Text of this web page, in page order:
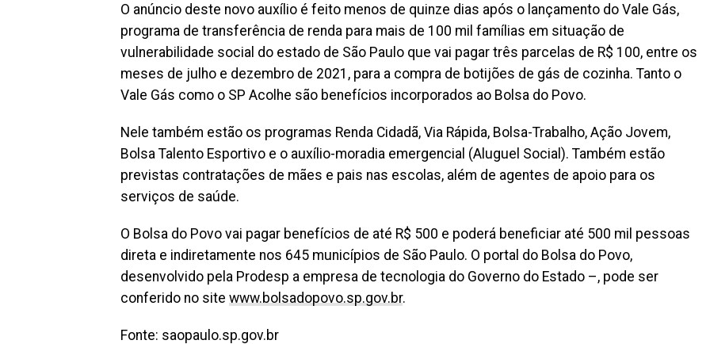
O anúncio deste novo auxílio é feito menos de quinze dias após o lançamento do Vale Gás,
programa de transferência de renda para mais de 100 mil famílias em situação de
vulnerabilidade social do estado de São Paulo que vai pagar três parcelas de R$ 100, entre os
meses de julho e dezembro de 2021, para a compra de botijões de gás de cozinha. Tanto o
Vale Gás como o SP Acolhe são benefícios incorporados ao Bolsa do Povo.
Nele também estão os programas Renda Cidadã, Via Rápida, Bolsa-Trabalho, Ação Jovem,
Bolsa Talento Esportivo e o auxílio-moradia emergencial (Aluguel Social). Também estão
previstas contratações de mães e pais nas escolas, além de agentes de apoio para os
serviços de saúde.
O Bolsa do Povo vai pagar benefícios de até R$ 500 e poderá beneficiar até 500 mil pessoas
direta e indiretamente nos 645 municípios de São Paulo. O portal do Bolsa do Povo,
desenvolvido pela Prodesp a empresa de tecnologia do Governo do Estado –, pode ser
conferido no site www.bolsadopovo.sp.gov.br.
Fonte: saopaulo.sp.gov.br